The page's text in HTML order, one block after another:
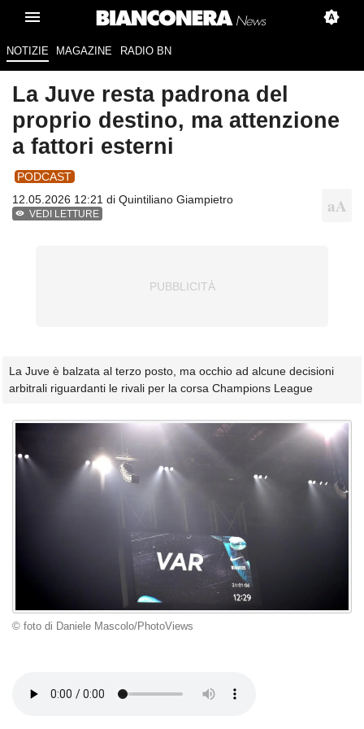
NOTIZIE MAGAZINE RADIO BN
La Juve resta padrona del
proprio destino, ma attenzione
a fattori esterni
PODCAST
12.05.2026 12:21 di Quintiliano Giampietro
VEDI LETTURE
La Juve è balzata al terzo posto, ma occhio ad alcune decisioni
arbitrali riguardanti le rivali per la corsa Champions League
© foto di Daniele Mascolo/PhotoViews